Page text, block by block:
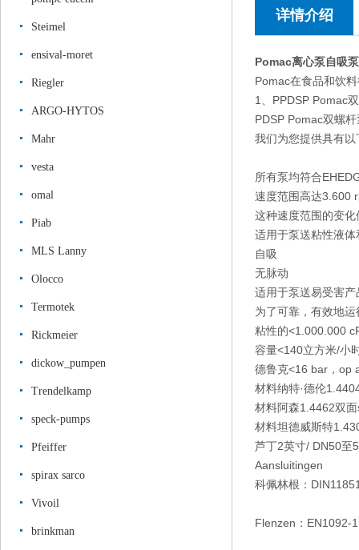
Steimel
ensival-moret
Riegler
ARGO-HYTOS
Mahr
vesta
omal
Piab
MLS Lanny
Olocco
Termotek
Rickmeier
dickow_pumpen
Trendelkamp
speck-pumps
Pfeiffer
spirax sarco
Vivoil
brinkman
详情介绍
Pomac离心泵自吸泵
Pomac在食品和饮
1、PPDSP Pomac
PDSP Pomac双螺
我们为您提供具有
所有泵均符合
速度范围高达3.600
这种速度范围的变化
适用于泵送粘性液体
自吸
无脉动
适用于泵送易受害
为了可靠，有效地
粘性的<1.000.000
容量<140立方米/小
德鲁克<16 bar，op
材料纳特·德伦
材料阿森1.4462双
材料坦德威斯特
芦丁2英寸/ DN50至
Aansluitingen
科佩林根：
Flenzen：EN1092-